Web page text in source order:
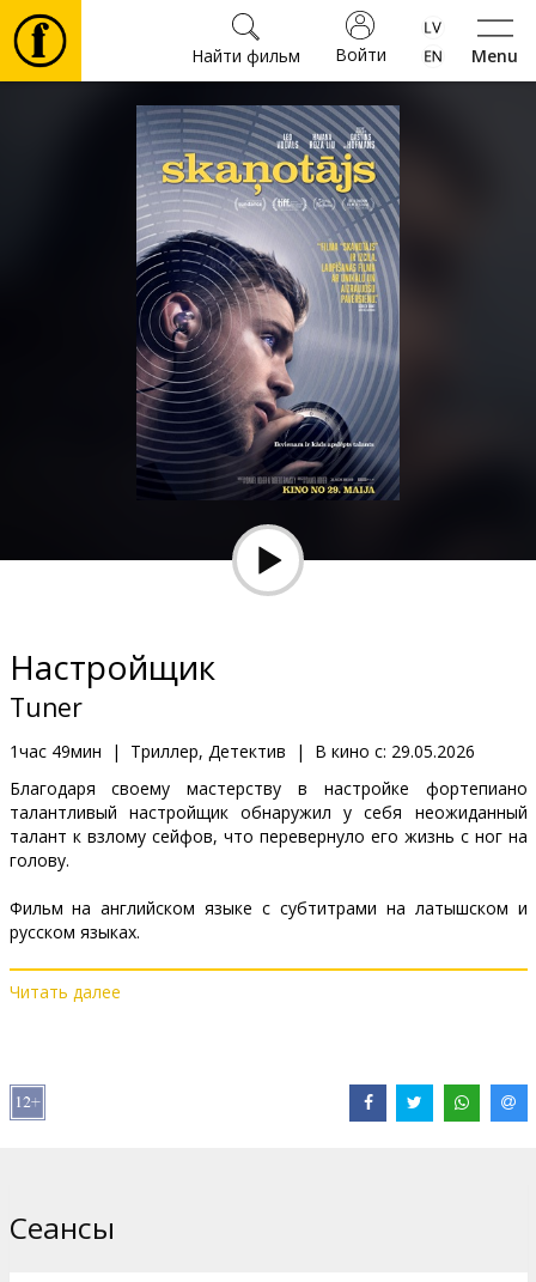
Menu
Войти
Найти фильм
Фильмы
Культура
Мероприятия
Новости
Подарки
Клуб
Настройщик
Tuner
1час 49мин | Триллер, Детектив | В кино с: 29.05.2026
Благодаря своему мастерству в настройке фортепиано
талантливый настройщик обнаружил у себя неожиданный
талант к взлому сейфов, что перевернуло его жизнь с ног на
голову.
Фильм на английском языке с субтитрами на латышском и
русском языках.
Дистрибьютор:
Raz,
Сайты:
Читать далее
Сеансы